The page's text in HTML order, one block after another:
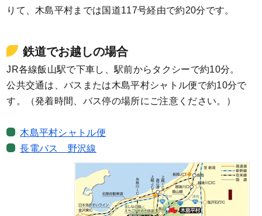
りて、木島平村までは国道117号経由で約20分です。
鉄道でお越しの場合
JR各線飯山駅で下車し、駅前からタクシーで約10分。
公共交通は、バスまたは木島平村シャトル便で約10分で
す。（発着時間、バス停の場所にご注意ください。）
木島平村シャトル便
長電バス 野沢線